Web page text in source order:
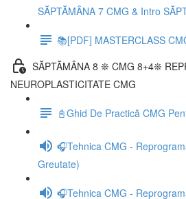
SĂPTĂMÂNA 7 CMG & Intro
📚[PDF] MASTERCLASS
SĂPTĂMÂNA 8 ❊ CMG 8+4❊
NEUROPLASTICITATE CMG
📓Ghid De Practică CMG
🎧Tehnica CMG -
Greutate)
🎧Tehnica CMG -